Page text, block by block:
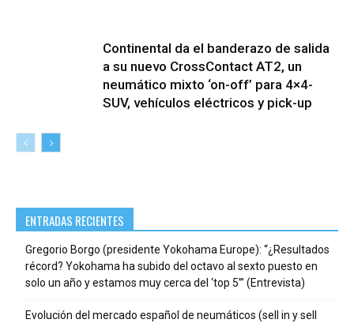
Continental da el banderazo de salida
a su nuevo CrossContact AT2, un
neumático mixto ‘on-off’ para 4×4-
SUV, vehículos eléctricos y pick-up
ENTRADAS RECIENTES
Gregorio Borgo (presidente Yokohama Europe): “¿Resultados
récord? Yokohama ha subido del octavo al sexto puesto en
solo un año y estamos muy cerca del ‘top 5’” (Entrevista)
Evolución del mercado español de neumáticos (sell in y sell